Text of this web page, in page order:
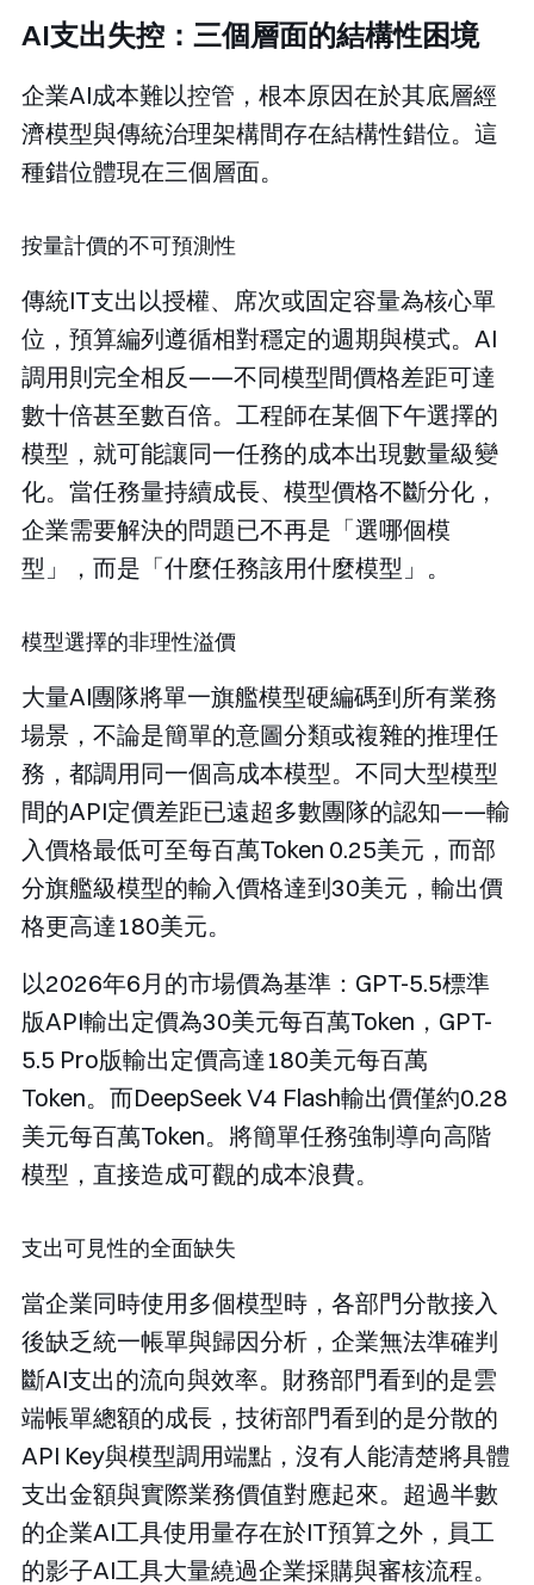
AI支出失控：三個層面的結構性困境
企業AI成本難以控管，根本原因在於其底層經
濟模型與傳統治理架構間存在結構性錯位。這
種錯位體現在三個層面。
按量計價的不可預測性
傳統IT支出以授權、席次或固定容量為核心單
位，預算編列遵循相對穩定的週期與模式。AI
調用則完全相反——不同模型間價格差距可達
數十倍甚至數百倍。工程師在某個下午選擇的
模型，就可能讓同一任務的成本出現數量級變
化。當任務量持續成長、模型價格不斷分化，
企業需要解決的問題已不再是「選哪個模
型」，而是「什麼任務該用什麼模型」。
模型選擇的非理性溢價
大量AI團隊將單一旗艦模型硬編碼到所有業務
場景，不論是簡單的意圖分類或複雜的推理任
務，都調用同一個高成本模型。不同大型模型
間的API定價差距已遠超多數團隊的認知——輸
入價格最低可至每百萬Token 0.25美元，而部
分旗艦級模型的輸入價格達到30美元，輸出價
格更高達180美元。
以2026年6月的市場價為基準：GPT-5.5標準
版API輸出定價為30美元每百萬Token，GPT-
5.5 Pro版輸出定價高達180美元每百萬
Token。而DeepSeek V4 Flash輸出價僅約0.28
美元每百萬Token。將簡單任務強制導向高階
模型，直接造成可觀的成本浪費。
支出可見性的全面缺失
當企業同時使用多個模型時，各部門分散接入
後缺乏統一帳單與歸因分析，企業無法準確判
斷AI支出的流向與效率。財務部門看到的是雲
端帳單總額的成長，技術部門看到的是分散的
API Key與模型調用端點，沒有人能清楚將具體
支出金額與實際業務價值對應起來。超過半數
的企業AI工具使用量存在於IT預算之外，員工
的影子AI工具大量繞過企業採購與審核流程。